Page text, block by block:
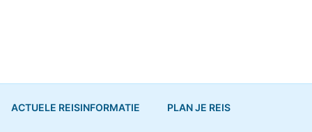
ACTUELE REISINFORMATIE PLAN JE REIS